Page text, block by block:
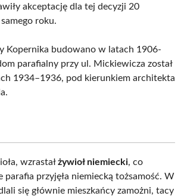
akceptację dla tej decyzji 20
roku.
Kopernika budowano w latach 1906-
parafialny przy ul. Mickiewicza został
1934–1936, pod kierunkiem architekta
wzrastałżywioł niemiecki, co
parafia przyjęła niemiecką tożsamość. W
się głównie mieszkańcy zamożni, tacy